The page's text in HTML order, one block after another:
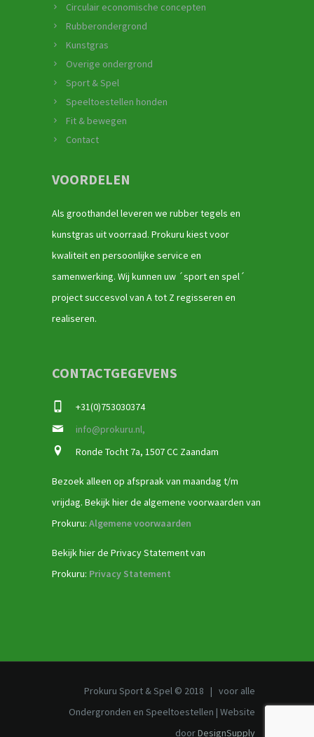
Circulair economische concepten
Rubberondergrond
Kunstgras
Overige ondergrond
Sport & Spel
Speeltoestellen honden
Fit & bewegen
Contact
VOORDELEN
Als groothandel leveren we rubber tegels en
kunstgras uit voorraad. Prokuru kiest voor
kwaliteit en persoonlijke service en
samenwerking. Wij kunnen uw ´sport en spel´
project succesvol van A tot Z regisseren en
realiseren.
CONTACTGEGEVENS
+31(0)753030374
info@prokuru.nl,
Ronde Tocht 7a, 1507 CC Zaandam
Bezoek alleen op afspraak van maandag t/m
vrijdag. Bekijk hier de algemene voorwaarden van
Prokuru: Algemene voorwaarden
Bekijk hier de Privacy Statement van
Prokuru: Privacy Statement
Prokuru Sport & Spel © 2018 | voor alle
Ondergronden en Speeltoestellen | Website
doorDesignSupply